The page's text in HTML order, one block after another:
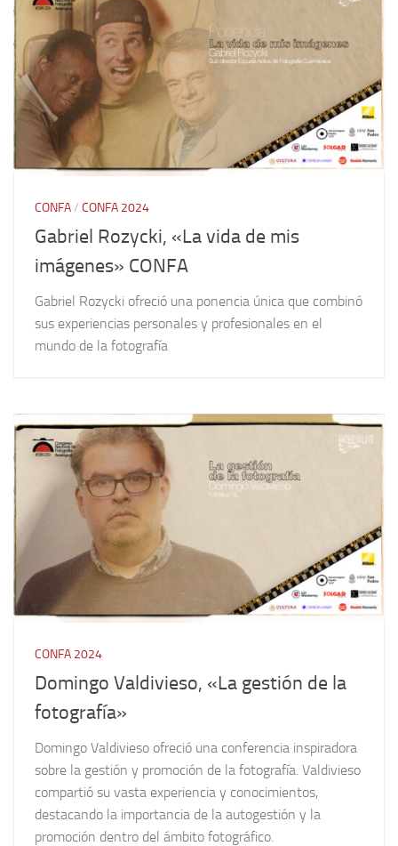
CONFA/ CONFA 2024
Gabriel Rozycki, «La vida de mis
imágenes» CONFA
Gabriel Rozycki ofreció una ponencia única que combinó
sus experiencias personales y profesionales en el
mundo de la fotografía
CONFA 2024
Domingo Valdivieso, «La gestión de la
fotografía»
Domingo Valdivieso ofreció una conferencia inspiradora
sobre la gestión y promoción de la fotografía. Valdivieso
compartió su vasta experiencia y conocimientos,
destacando la importancia de la autogestión y la
promoción dentro del ámbito fotográfico.